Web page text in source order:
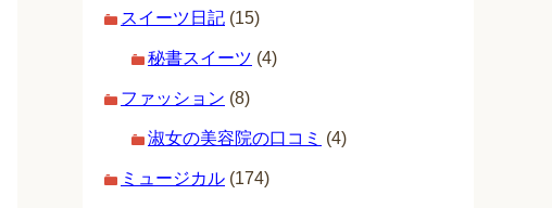
スイーツ日記 (15)
秘書スイーツ (4)
ファッション (8)
淑女の美容院の口コミ (4)
ミュージカル (174)